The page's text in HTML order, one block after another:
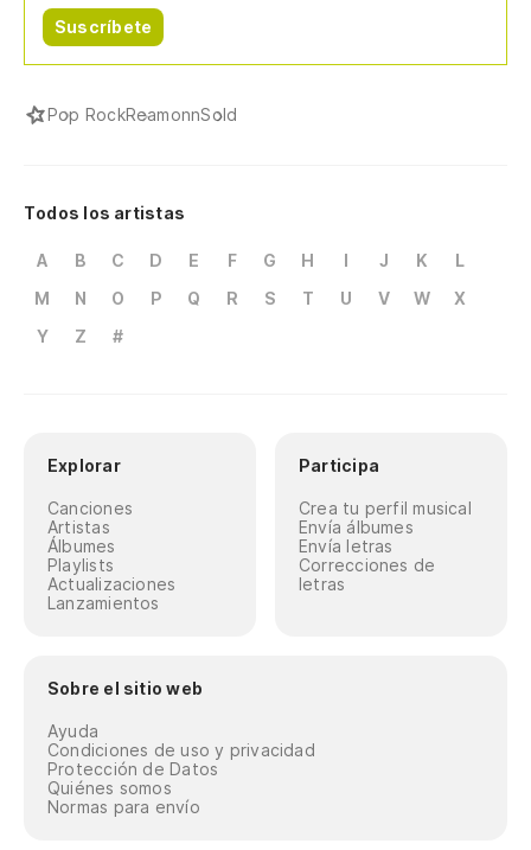
Suscríbete
Pop RockReamonnSold
Todos los artistas
A B C D E F G H I J K
L
M
N O P Q R S T U V W
X
Y
Z #
Explorar
Canciones
Artistas
Álbumes
Playlists
Actualizaciones
Lanzamientos
Participa
Crea tu perfil musical
Envía álbumes
Envía letras
Correcciones de
letras
Sobre el sitio web
Ayuda
Condiciones de uso y privacidad
Protección de Datos
Quiénes somos
Normas para envío